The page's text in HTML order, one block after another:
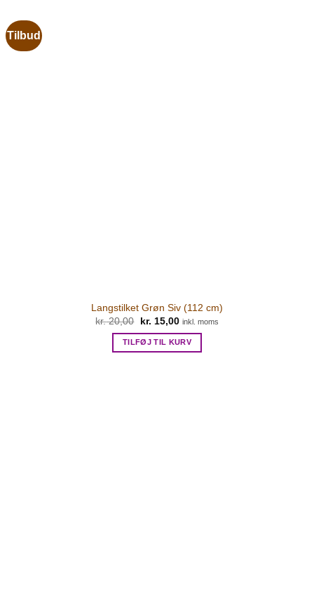
Tilbud
Langstilket Grøn Siv (112 cm)
kr.20,00
Den
pris
var:
kr. 15,00Den
pris
er:
inkl. moms
TILFØJ TIL KURV